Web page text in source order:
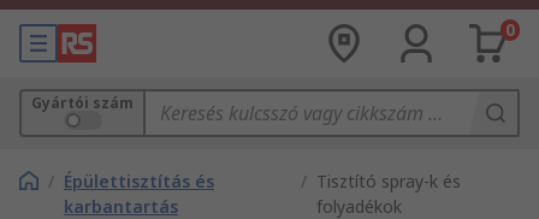
0
Gyártói szám
/ Épülettisztítás és
karbantartás
/ Tisztító spray-k és
folyadékok